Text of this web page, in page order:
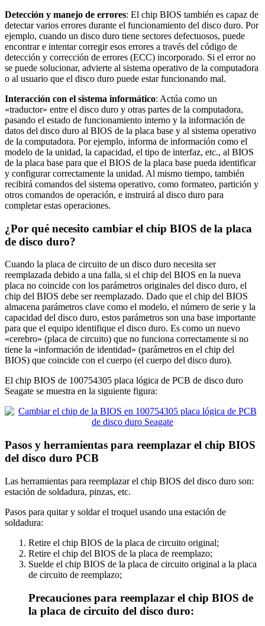
Detección y manejo de errores: El chip BIOS también es capaz de
detectar varios errores durante el funcionamiento del disco duro. Por
ejemplo, cuando un disco duro tiene sectores defectuosos, puede
encontrar e intentar corregir esos errores a través del código de
detección y corrección de errores (ECC) incorporado. Si el error no
se puede solucionar, advierte al sistema operativo de la computadora
o al usuario que el disco duro puede estar funcionando mal.
Interacción con el sistema informático: Actúa como un
«traductor» entre el disco duro y otras partes de la computadora,
pasando el estado de funcionamiento interno y la información de
datos del disco duro al BIOS de la placa base y al sistema operativo
de la computadora. Por ejemplo, informa de información como el
modelo de la unidad, la capacidad, el tipo de interfaz, etc., al BIOS
de la placa base para que el BIOS de la placa base pueda identificar
y configurar correctamente la unidad. Al mismo tiempo, también
recibirá comandos del sistema operativo, como formateo, partición y
otros comandos de operación, e instruirá al disco duro para
completar estas operaciones.
¿Por qué necesito cambiar el chip BIOS de la placa
de disco duro?
Cuando la placa de circuito de un disco duro necesita ser
reemplazada debido a una falla, si el chip del BIOS en la nueva
placa no coincide con los parámetros originales del disco duro, el
chip del BIOS debe ser reemplazado. Dado que el chip del BIOS
almacena parámetros clave como el modelo, el número de serie y la
capacidad del disco duro, estos parámetros son una base importante
para que el equipo identifique el disco duro. Es como un nuevo
«cerebro» (placa de circuito) que no funciona correctamente si no
tiene la «información de identidad» (parámetros en el chip del
BIOS) que coincide con el cuerpo (el cuerpo del disco duro).
El chip BIOS de 100754305 placa lógica de PCB de disco duro
Seagate se muestra en la siguiente figura:
Pasos y herramientas para reemplazar el chip BIOS
del disco duro PCB
Las herramientas para reemplazar el chip BIOS del disco duro son:
estación de soldadura, pinzas, etc.
Pasos para quitar y soldar el troquel usando una estación de
soldadura:
Retire el chip BIOS de la placa de circuito original;
Retire el chip del BIOS de la placa de reemplazo;
Suelde el chip BIOS de la placa de circuito original a la placa
de circuito de reemplazo;
Precauciones para reemplazar el chip BIOS de
la placa de circuito del disco duro: